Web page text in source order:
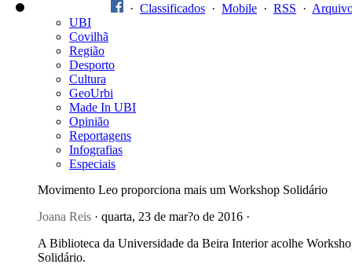
· Classificados · Mobile · RSS ·
UBI
Covilhã
Região
Desporto
Cultura
GeoUrbi
Made In UBI
Opinião
Reportagens
Infografias
Especiais
Movimento Leo proporciona mais um Workshop Solidário
Joana Reis · quarta, 23 de mar?o de 2016 ·
A Biblioteca da Universidade da Beira Interior acolhe
Solidário.